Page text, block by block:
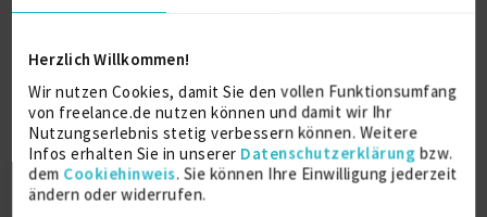
Herzlich Willkommen!
Wir nutzen Cookies, damit Sie den vollen Funktionsumfang
von freelance.de nutzen können und damit wir Ihr
Nutzungserlebnis stetig verbessern können. Weitere
Infos erhalten Sie in unserer Datenschutzerklärung bzw.
dem Cookiehinweis. Sie können Ihre Einwilligung jederzeit
ändern oder widerrufen.
Kostenlos registrieren
Kontaktdaten
Als registriertes Mitglied von freelance.de können
Sie sich direkt auf dieses Projekt bewerben.
Kostenlos registrieren